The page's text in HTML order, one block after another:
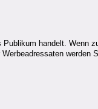
handelt. Wenn
werden